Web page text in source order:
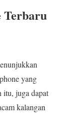
Terbaru
yang
itu, juga dapat
kalangan